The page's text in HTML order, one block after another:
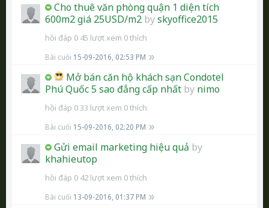
Cho thuê văn phòng quận 1 diện tích
600m2 giá 25USD/m2 byskyoffice2015
hồi đáp 0 45 lượt xem 0 thích
Bài cuối 15-09-2016, 02:53 PM
Mở bán căn hộ khách sạn Condotel
Phú Quốc 5 sao đẳng cấp nhất by nimo
hồi đáp 033 lượt xem 0 thích
Bài cuối 15-09-2016, 02:20 PM
Gửi email marketing hiệu quả by
khahieutop
hồi đáp 0 42 lượt xem 0 thích
Bài cuối 13-09-2016, 01:37 PM